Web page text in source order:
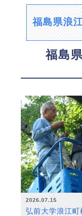
福島県浪
福島
2026.07.15
弘前大学浪江